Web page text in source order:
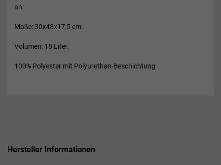
an.
Maße: 30x48x17,5 cm.
Volumen: 18 Liter.
100% Polyester mit Polyurethan-Beschichtung
Hersteller Informationen